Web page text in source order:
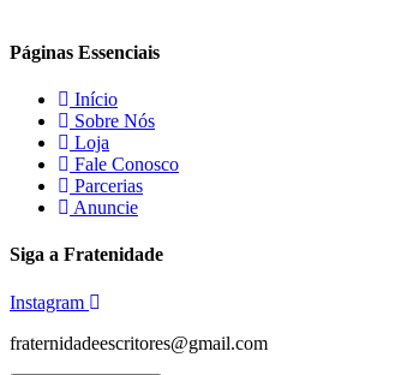
Páginas Essenciais
Início
Sobre Nós
Loja
Fale Conosco
Parcerias
Anuncie
Siga a Fratenidade
Instagram
fraternidadeescritores@gmail.com